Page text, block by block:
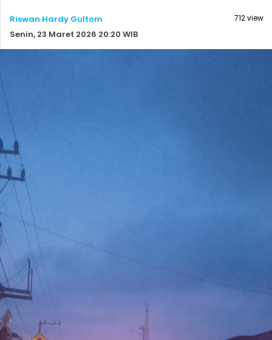
Riswan Hardy Gultom
Senin, 23 Maret 2026 20:20 WIB
712 view